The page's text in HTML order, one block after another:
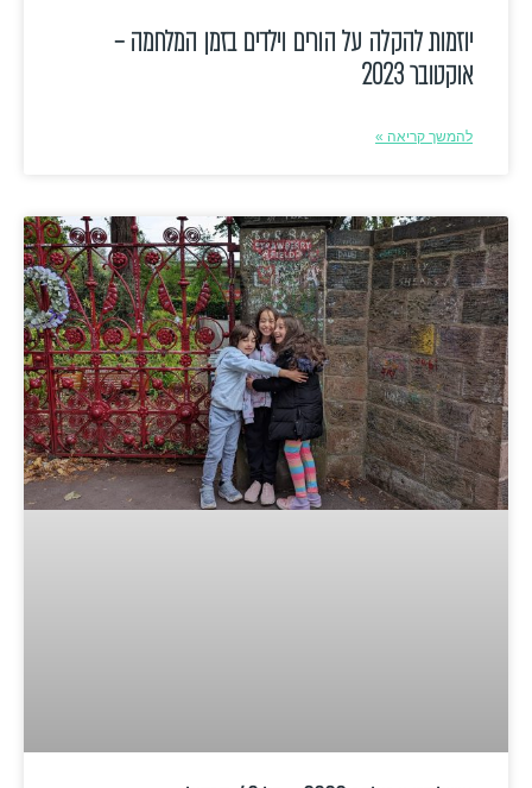
יוזמות להקלה על הורים וילדים בזמן המלחמה –
אוקטובר 2023
להמשך קריאה »